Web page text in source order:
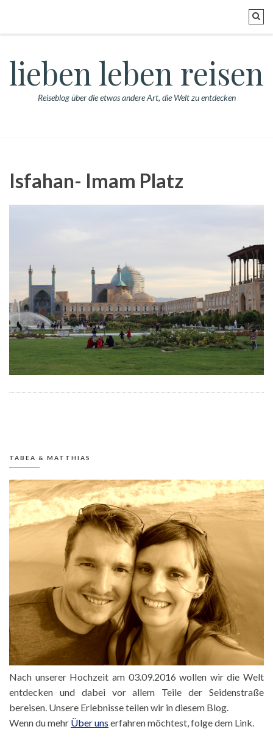
lieben leben reisen
Reiseblog über die etwas andere Art, die Welt zu entdecken
Isfahan- Imam Platz
TABEA & MATTHIAS
Nach unserer Hochzeit am 03.09.2016 wollen wir die Welt
entdecken und dabei vor allem Teile der Seidenstraße
bereisen. Unsere Erlebnisse teilen wir in diesem Blog.
Wenn du mehr Über uns erfahren möchtest, folge dem Link.